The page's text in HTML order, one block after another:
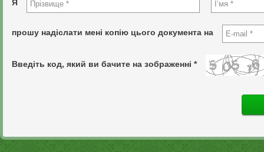
Я
прошу надіслати мені копію цього документа на
Введіть код, який ви бачите на зображенні *